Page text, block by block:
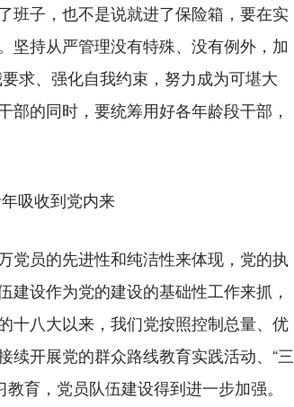
班子，也不是说就进了保险箱，要在实
坚持从严管理没有特殊、没有例外，加
求、强化自我约束，努力成为可堪大
的同时，要统筹用好各年龄段干部，
吸收到党内来
员的先进性和纯洁性来体现，党的执
设作为党的建设的基础性工作来抓，
十八大以来，我们党按照控制总量、优
开展党的群众路线教育实践活动、“三
育，党员队伍建设得到进一步加强。